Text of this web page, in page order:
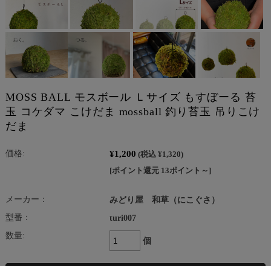
MOSS BALL モスボール Ｌサイズ もすぼーる 苔
玉 コケダマ こけだま mossball 釣り苔玉 吊りこけ
だま
価格: ¥1,200 (税込 ¥1,320)
[ポイント還元 13ポイント～]
メーカー：
みどり屋 和草（にこぐさ）
型番：
turi007
数量:
個